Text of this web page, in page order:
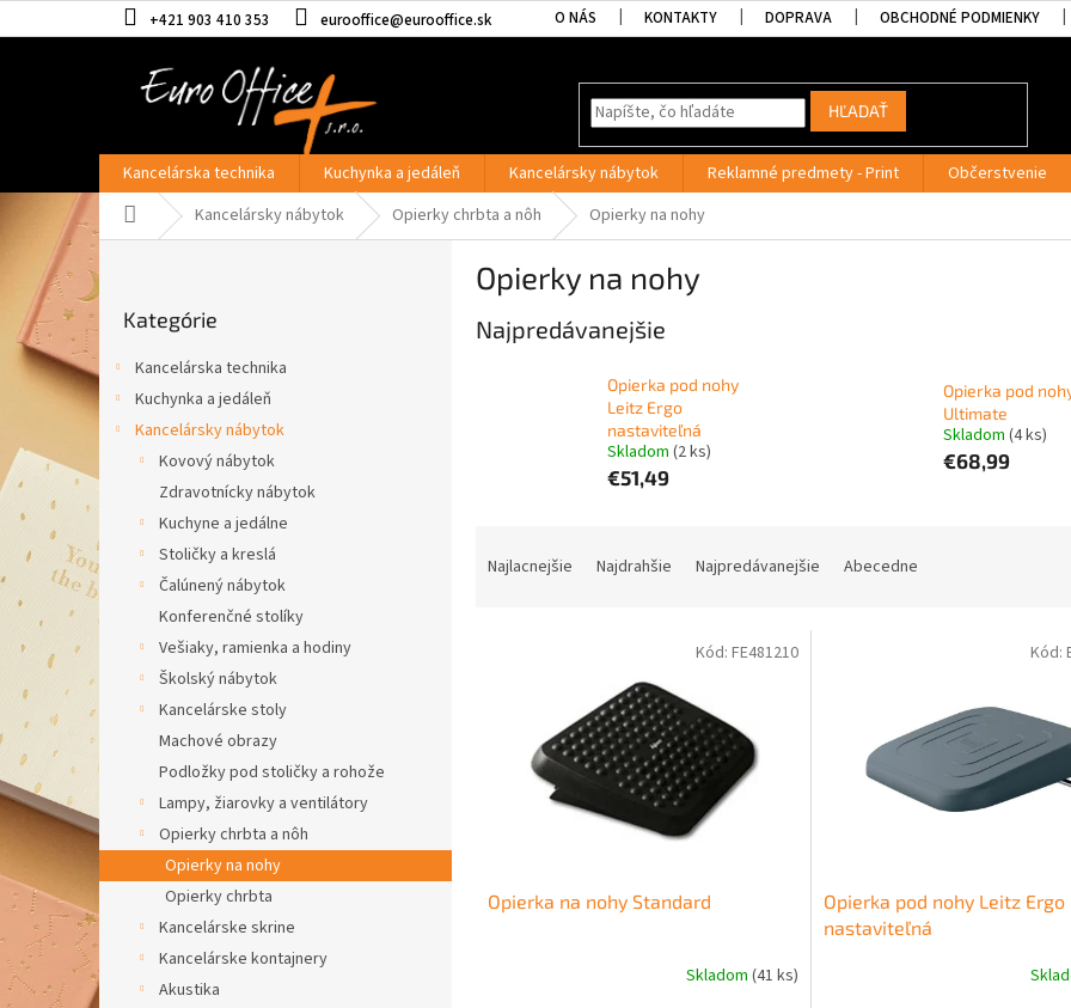
na
+421 903 410 353 eurooffice@eurooffice.sk O NÁS KONTAKTY DOPRAVA OBCHODNÉ PODMIENKY
HĽADAŤ
Kancelárska technika Kuchynka a jedáleň Kancelársky nábytok Reklamné predmety - Print Občerstvenie
DomovKancelársky nábytok Opierky chrbta a nôh Opierky na nohy
o
č
p
a
l
kategórie
Kategórie
Kancelárska technika
Kuchynka a jedáleň
Kancelársky nábytok
Kovový nábytok
Zdravotnícky nábytok
Kuchyne a jedálne
Stoličky a kreslá
Čalúnený nábytok
Konferenčné stolíky
Vešiaky, ramienka a hodiny
Školský nábytok
Kancelárske stoly
Machové obrazy
Podložky pod stoličky a rohože
Lampy, žiarovky a ventilátory
Opierky chrbta a nôh
Opierky na nohy
Opierky chrbta
Kancelárske skrine
Kancelárske kontajnery
Akustika
Opierky na nohy
Najpredávanejšie
Opierka pod nohy
Leitz Ergo
nastaviteľná
Skladom (2 ks)
€51,49
Opierka pod
Ultimate
Skladom (4 ks)
€68,99
Najlacnejšie Najdrahšie Najpredávanejšie Abecedne
Opierka na nohy Standard
Skladom (41 ks)
Kód: FE481210
Opierka pod nohy Leitz Ergo
nastaviteľná
Kód: